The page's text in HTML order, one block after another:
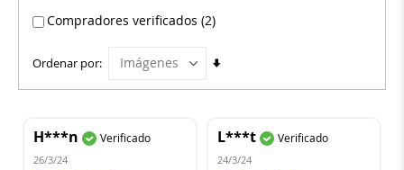
Compradores verificados (2)
Ordenar por
Fijar
H***n Verificado
26/3/24
L***t Verificado
24/3/24